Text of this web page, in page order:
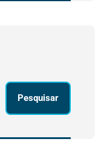
Pesquisar